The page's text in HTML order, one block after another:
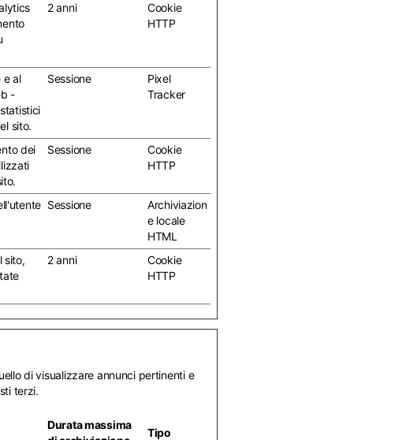
2 anni
Cookie
HTTP
e al
-
sito.
Sessione
Pixel
Tracker
dei
Sessione
Cookie
HTTP
Sessione
Archiviazion
e locale
HTML
sito,
2 anni
Cookie
HTTP
di visualizzare annunci pertinenti e
terzi.
Durata massima
Tipo